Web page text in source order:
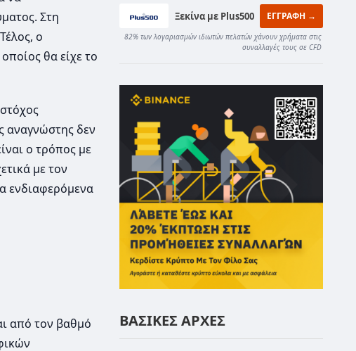
Στη
ο
θα είχε το
αναγνώστης δεν
ο τρόπος με
με τον
ενδιαφερόμενα
από τον βαθμό
Ξεκίνα με Plus500 ΕΓΓΡΑΦΗ →
82% των λογαριασμών ιδιωτών πελατών χάνουν χρήματα στις
συναλλαγές τους σε CFD
ΒΑΣΙΚΕΣ ΑΡΧΕΣ